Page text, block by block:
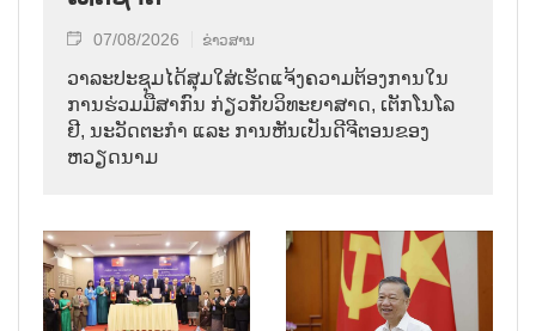
07/08/2026 ຂ່າວສານ
ວາ​ລະ​ປະ​ຊຸມ​ໄດ້​ສຸມ​ໃສ່​ເຮັດ​ແຈ້ງ​ຄວາມ​ຕ້ອງ​ການ​ໃນ​
ການ​ຮ່ວມ​ມື​ສາ​ກົນ ກ່ຽວ​ກັບ​ວິ​ທະ​ຍາ​ສາດ, ເຕັກ​ໂນ​ໂລ​
ຢີ, ນະ​ວັດ​ຕະ​ກຳ ແລະ ການ​ຫັນ​ເປັນ​ດີ​ຈີ​ຕອນ​ຂອງ
ຫວຽດ​ນາມ